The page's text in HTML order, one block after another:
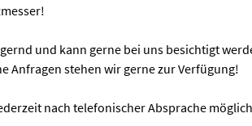
und kann gerne bei uns besichtigt
Anfragen stehen wir gerne zur Verfügung!
nach telefonischer Absprache